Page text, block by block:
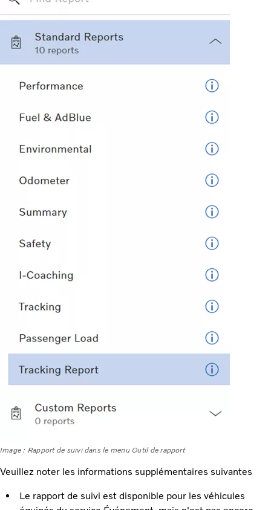
Image : Rapport de suivi dans le menu Outil de rapport
Veuillez noter les informations supplémentaires suivantes
Le rapport de suivi est disponible pour les véhicules